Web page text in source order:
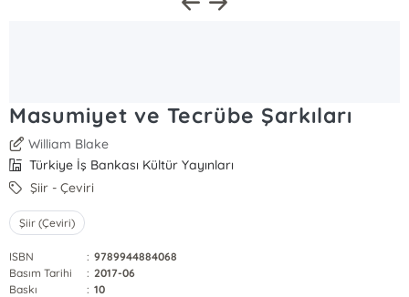
Masumiyet ve Tecrübe Şarkıları
William Blake
Türkiye İş Bankası Kültür Yayınları
Şiir - Çeviri
Şiir (Çeviri)
ISBN : 9789944884068
Basım Tarihi
: 2017-06
Baskı
: 10